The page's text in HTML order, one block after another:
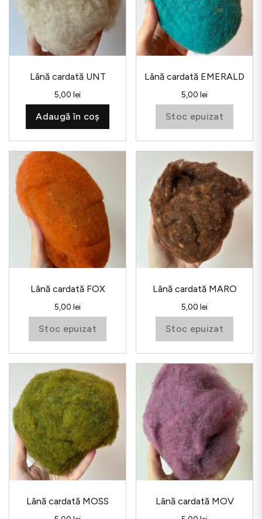
Lână cardată UNT
5,00 lei
Adaugă în coș
Lână cardată EMERALD
5,00 lei
Stoc epuizat
Lână cardată FOX
5,00 lei
Stoc epuizat
Lână cardată MARO
5,00 lei
Stoc epuizat
Lână cardată MOSS Lână cardată MOV